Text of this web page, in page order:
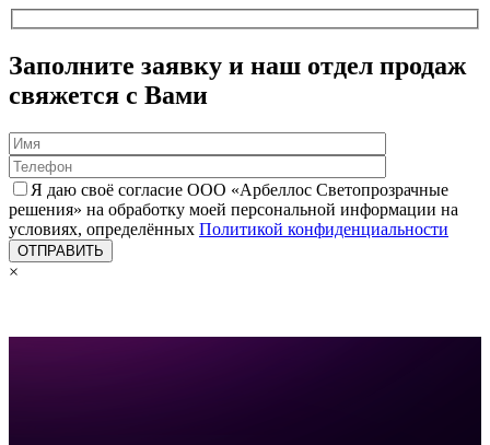
Заполните заявку и наш отдел продаж
свяжется с Вами
Я даю своё согласие ООО «Арбеллос Светопрозрачные
решения» на обработку моей персональной информации на
условиях, определённых Политикой конфиденциальности
×